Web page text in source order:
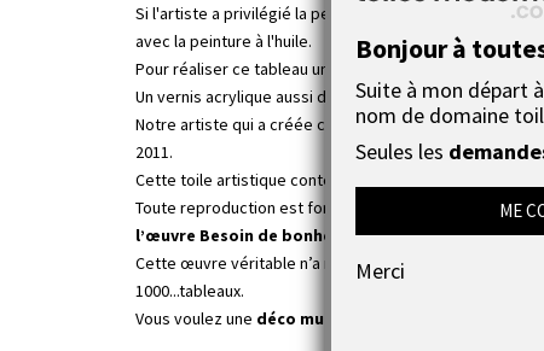
Si l'artiste a privilégié la peinture à l'acrylique pour
avec la peinture à l'huile.
Pour réaliser ce tableau unique, l'artiste toulousaine a
Un vernis acrylique aussi de première qualité finalise
Notre artiste qui a créée ce
grand tableauest une
2011.
Cette toile artistique contemporaine vous sera livrée
Toute reproduction est formellement interdite sous
l’œuvre Besoin de bonheur
Cette œuvre véritable n’a rien à voir avec les tableaux
1000...tableaux.
Vous voulez une déco murale contemporaine et
Bonjour à
Suite à mon départ
nom de domaine
Seules les
ME
Merci